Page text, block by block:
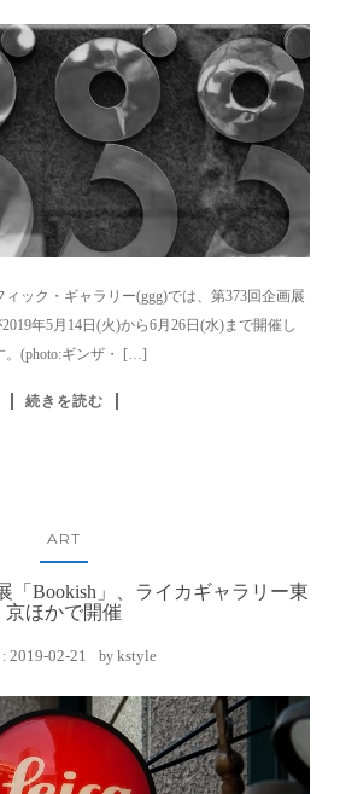
ック・ギャラリー(ggg)では、第373回企画展
2019年5月14日(火)から6月26日(水)まで開催し
。(photo:ギンザ・ […]
続きを読む
ART
「Bookish」、ライカギャラリー東
京ほかで開催
2019-02-21 by kstyle